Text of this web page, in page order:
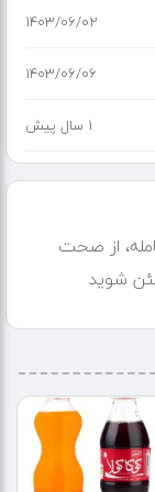
نیاز داشته باشین
۱۴۰۳/۰۶/۰۲
۱۴۰۳/۰۶/۰۶
1 سال پیش
از صحت
شوید